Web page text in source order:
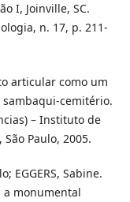
I, Joinville, SC.
n. 17, p. 211-
articular como um
cemitério.
– Instituto de
Paulo, 2005.
EGGERS, Sabine.
monumental